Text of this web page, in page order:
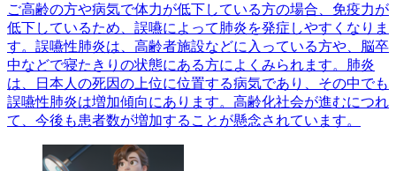
ご高齢の方や病気で体力が低下している方の場合、免疫力が
低下しているため、誤嚥によって肺炎を発症しやすくなりま
す。誤嚥性肺炎は、高齢者施設などに入っている方や、脳卒
中などで寝たきりの状態にある方によくみられます。肺炎
は、日本人の死因の上位に位置する病気であり、その中でも
誤嚥性肺炎は増加傾向にあります。高齢化社会が進むにつれ
て、今後も患者数が増加することが懸念されています。